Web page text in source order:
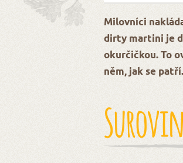
Milovníci
dirty martini je
okurčičkou. To
něm, jak se patří.